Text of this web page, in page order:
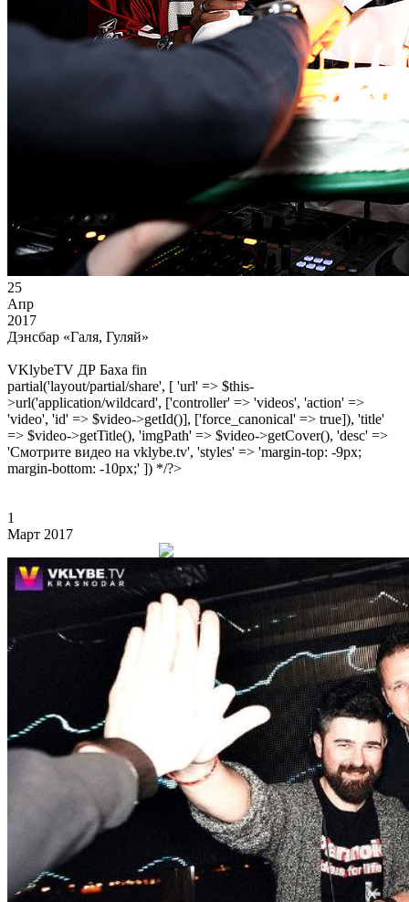
25
Апр
2017
Дэнсбар «Галя, Гуляй»
VKlybeTV ДР Баха fin
partial('layout/partial/share', [ 'url' => $this-
>url('application/wildcard', ['controller' => 'videos', 'action' =>
'video', 'id' => $video->getId()], ['force_canonical' => true]), 'title'
=> $video->getTitle(), 'imgPath' => $video->getCover(), 'desc' =>
'Смотрите видео на vklybe.tv', 'styles' => 'margin-top: -9px;
margin-bottom: -10px;' ]) */?>
1
Март 2017